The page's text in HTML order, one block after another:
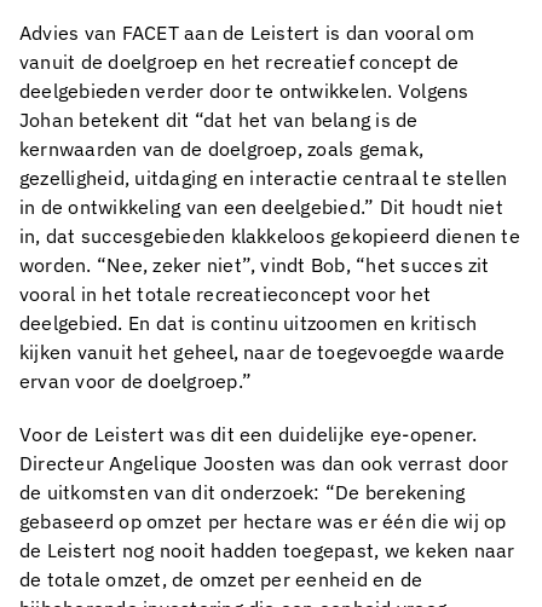
Advies van FACET aan de Leistert is dan vooral om
vanuit de doelgroep en het recreatief concept de
deelgebieden verder door te ontwikkelen. Volgens
Johan betekent dit “dat het van belang is de
kernwaarden van de doelgroep, zoals gemak,
gezelligheid, uitdaging en interactie centraal te stellen
in de ontwikkeling van een deelgebied.” Dit houdt niet
in, dat succesgebieden klakkeloos gekopieerd dienen te
worden. “Nee, zeker niet”, vindt Bob, “het succes zit
vooral in het totale recreatieconcept voor het
deelgebied. En dat is continu uitzoomen en kritisch
kijken vanuit het geheel, naar de toegevoegde waarde
ervan voor de doelgroep.”
Voor de Leistert was dit een duidelijke eye-opener.
Directeur Angelique Joosten was dan ook verrast door
de uitkomsten van dit onderzoek: “De berekening
gebaseerd op omzet per hectare was er één die wij op
de Leistert nog nooit hadden toegepast, we keken naar
de totale omzet, de omzet per eenheid en de